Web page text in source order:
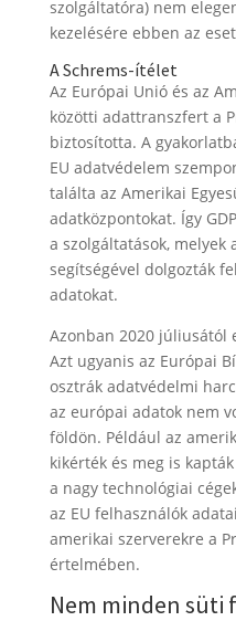
szolgáltatóra) nem
kezelésére ebben az
A Schrems-ítélet
Az Európai Unió és az
közötti adattranszfert a
biztosította. A
EU adatvédelem
találta az Amerikai
adatközpontokat. Így
a szolgáltatások, melyek
segítségével dolgozták
adatokat.
Azonban 2020 júliusától
Azt ugyanis az Európai
osztrák adatvédelmi
az európai adatok nem
földön. Például az
kikérték és meg is
a nagy technológiai
az EU felhasználók
amerikai szerverekre a
értelmében.
Nem minden süti